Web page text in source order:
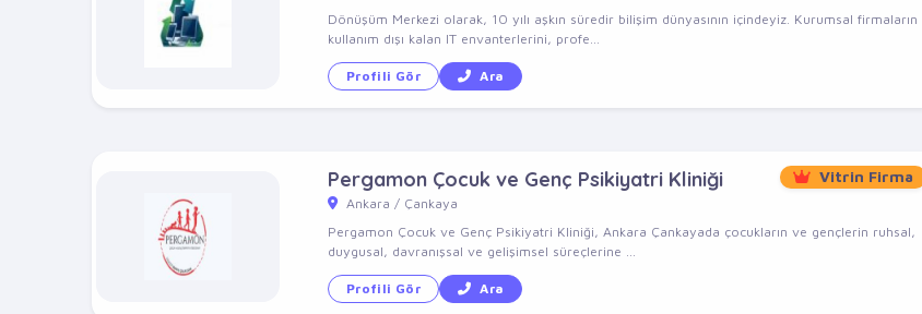
Dönüşüm Merkezi olarak, 10 yılı aşkın süredir bilişim dünyasının içindeyiz. Kurumsal firmaların
kullanım dışı kalan IT envanterlerini, profe...
Profili Gör Ara
Vitrin Firma
Pergamon Çocuk ve Genç Psikiyatri Kliniği
Ankara / Çankaya
Pergamon Çocuk ve Genç Psikiyatri Kliniği, Ankara Çankayada çocukların ve gençlerin ruhsal,
duygusal, davranışsal ve gelişimsel süreçlerine ...
Profili Gör Ara